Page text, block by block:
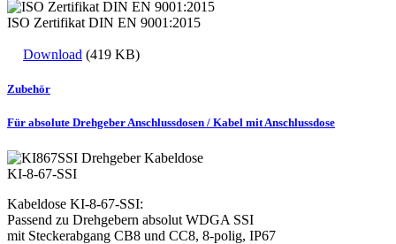
ISO Zertifikat DIN EN 9001:2015
Download (419 KB)
Zubehör
Für absolute Drehgeber Anschlussdosen / Kabel mit Anschlussdose
KI-8-67-SSI
Kabeldose KI-8-67-SSI:
Passend zu Drehgebern absolut WDGA SSI
mit Steckerabgang CB8 und CC8, 8-polig, IP67